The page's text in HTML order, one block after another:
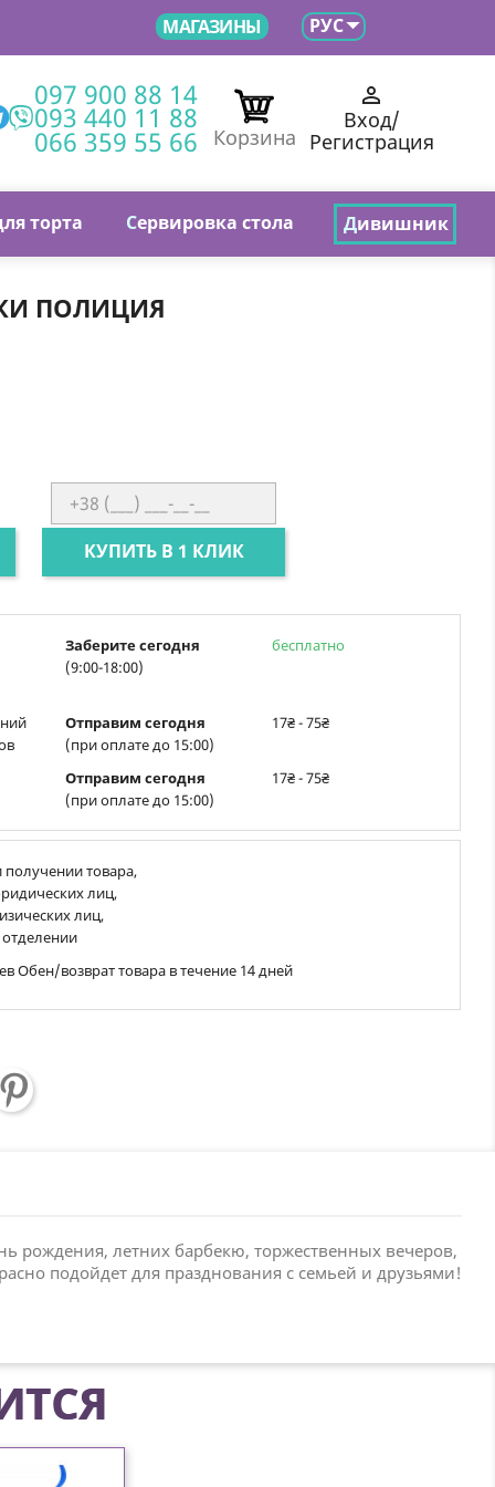
МАГАЗИНЫ РУС
торта Сервировка стола Дивишник
097 900 88 14
093 440 11 88
066 359 55 66 Корзина

Вход/
Регистрация
ПОЛИЦИЯ
КУПИТЬ В 1 КЛИК
Заберите сегодня
(9:00-18:00)
бесплатно
Отправим сегодня
(при оплате до 15:00)
17₴ - 75₴
Отправим сегодня
(при оплате до 15:00)
17₴ - 75₴
товара,
лиц,
лиц,
Обен/возврат товара в течение 14 дней
рождения, летних барбекю, торжественных вечеров,
подойдет для празднования с семьей и друзьями!